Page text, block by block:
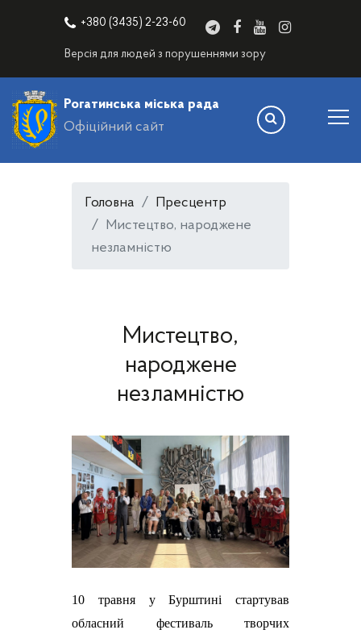
+380 (3435) 2-23-60
Версія для людей з порушеннями зору
Рогатинська міська рада
Офіційний сайт
Головна
Пресцентр
Мистецтво, народжене
незламністю
Мистецтво,
народжене
незламністю
10 травня у Бурштині стартував
обласний фестиваль творчих